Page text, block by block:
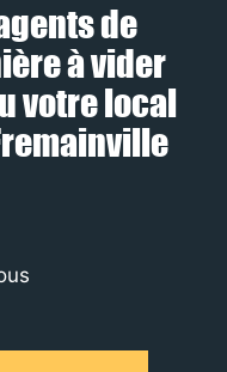
de
à vider
votre local